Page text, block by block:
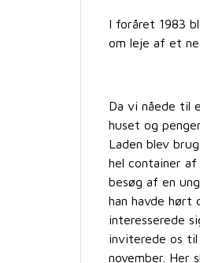
I foråret 1983
om leje af et
Da vi nåede til
huset og
Laden blev
hel container
besøg af en
han havde hørt
interesserede
inviterede os
november. Her